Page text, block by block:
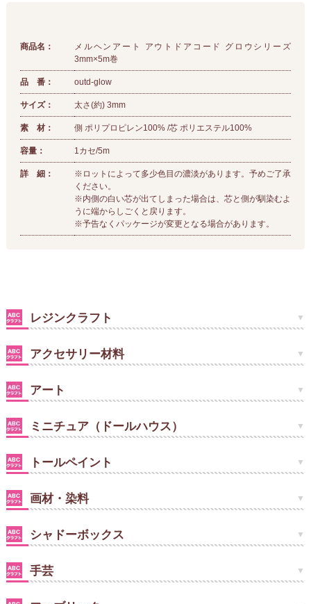
商品名：
メルヘンアート アウトドアコード グロウシリーズ
3mm×5m巻
品 番： outd-glow
サイズ： 太さ(約) 3mm
素 材： 側 ポリプロピレン100% /芯 ポリエステル100%
容量： 1カセ/5m
詳 細：
※ロットによって多少色目の濃淡があります。予めご了承
ください。
※内側の白い芯が出てしまった場合は、芯と側が馴染むよ
うに端からしごくと戻ります。
※予告なくパッケージが変更となる場合があります。
レジンクラフト
アクセサリー材料
アート
ミニチュア（ドールハウス）
トールペイント
画材・染料
シャドーボックス
手芸